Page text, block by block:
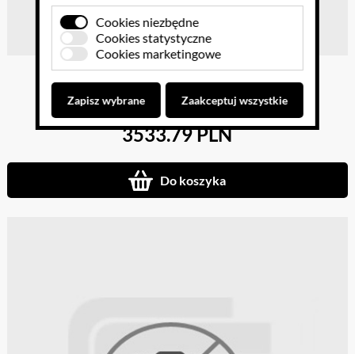
Fantom do nauki cewnikowania męski
3533.79 PLN
Do koszyka
Cookies niezbędne
Cookies statystyczne
Cookies marketingowe
Zapisz wybrane Zaakceptuj wszystkie